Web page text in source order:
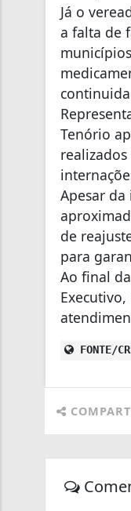
Já o
a falta de
Tenório
Apesar
de
para
Ao final
FONTE/